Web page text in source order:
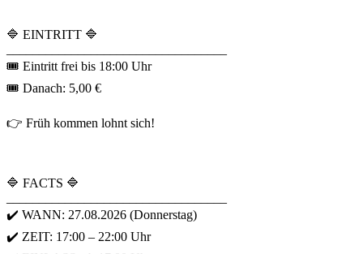
🔷 EINTRITT 🔷
🎟 Eintritt frei bis 18:00 Uhr
🎟 Danach: 5,00 €
👉 Früh kommen lohnt sich!
🔷 FACTS 🔷
✔️ WANN: 27.08.2026 (Donnerstag)
✔️ ZEIT: 17:00 – 22:00 Uhr